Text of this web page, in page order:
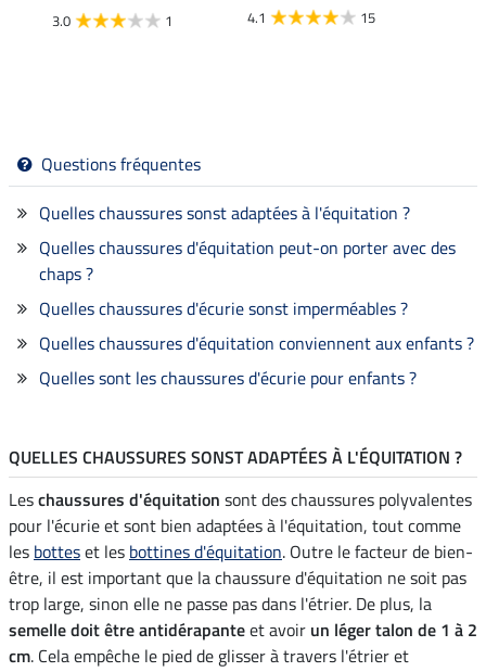
3.0 1 4.1 15
Questions fréquentes
Quelles chaussures sonst adaptées à l'équitation ?
Quelles chaussures d'équitation peut-on porter avec des
chaps ?
Quelles chaussures d'écurie sonst imperméables ?
Quelles chaussures d'équitation conviennent aux enfants ?
Quelles sont les chaussures d'écurie pour enfants ?
QUELLES CHAUSSURES SONST ADAPTÉES À L'ÉQUITATION ?
Leschaussures d'équitation sont des chaussures polyvalentes
pour l'écurie et sont bien adaptées à l'équitation, tout comme
les botteset les bottines d'équitation. Outre le facteur de bien-
être, il est important que la chaussure d'équitation ne soit pas
trop large, sinon elle ne passe pas dans l'étrier. De plus, la
semelle doit être antidérapanteet avoir un léger talon de 1 à 2
cm. Cela empêche le pied de glisser à travers l'étrier et